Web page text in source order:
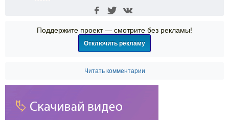
Поддержите проект — смотрите без рекламы!
Отключить рекламу
Читать комментарии